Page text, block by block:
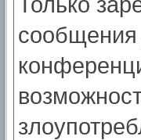
сообщения